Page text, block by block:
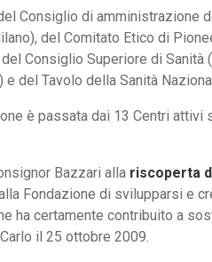
Consiglio di amministrazione
del Comitato Etico di
Consiglio Superiore di Sanità
del Tavolo della Sanità
è passata dai 13 Centri attivi
Bazzari alla riscoperta
Fondazione di svilupparsi e
ha certamente contribuito a
il 25 ottobre 2009.